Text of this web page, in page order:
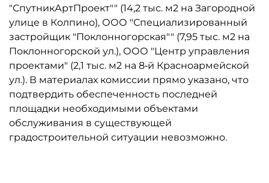
"СпутникАртПроект"" (14,2 тыс. м2 на Загородной
улице в Колпино), ООО "Специализированный
застройщик "Поклонногорская"" (7,95 тыс. м2 на
Поклонногорской ул.), ООО "Центр управления
проектами" (2,1 тыс. м2 на 8‑й Красноармейской
ул.). В материалах комиссии прямо указано, что
подтвердить обеспеченность последней
площадки необходимыми объектами
обслуживания в существующей
градостроительной ситуации невозможно.